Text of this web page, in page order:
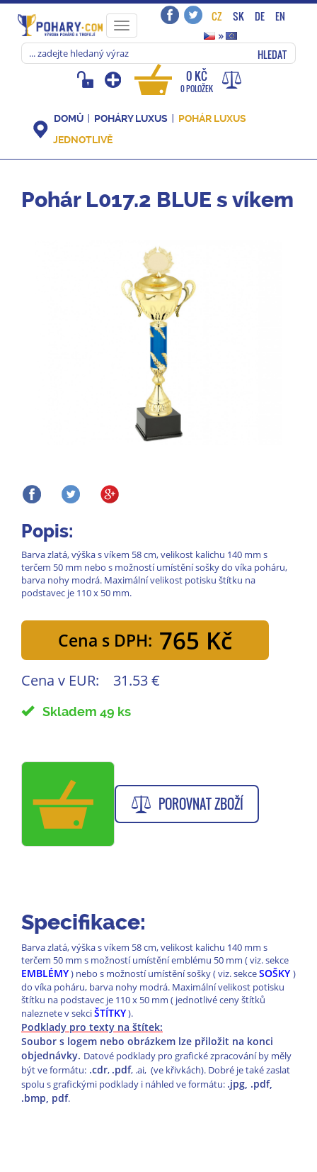
Toggle
navigation
CZ SK DE
EN
»
HLEDAT
0 KČ
0 POLOŽEK
DOMŮ POHÁRY LUXUS
POHÁR LUXUS
JEDNOTLIVĚ
Pohár L017.2 BLUE s víkem
Popis:
Barva zlatá, výška s víkem 58 cm, velikost kalichu 140 mm s
terčem 50 mm nebo s možností umístění sošky do víka poháru,
barva nohy modrá. Maximální velikost potisku štítku na
podstavec je 110 x 50 mm.
Cena s DPH: 765 Kč
Cena v EUR: 31.53 €
Skladem 49 ks
POROVNAT ZBOŽÍ
Specifikace:
Barva zlatá, výška s víkem 58 cm, velikost kalichu 140 mm s
terčem 50 mm s možností umístění emblému 50 mm ( viz. sekce
EMBLÉMY) nebo s možností umístění sošky ( viz. sekceSOŠKY )
do víka poháru, barva nohy modrá. Maximální velikost potisku
štítku na podstavec je 110 x 50 mm ( jednotlivé ceny štítků
naleznete v sekciŠTÍTKY).
Podklady pro texty na štítek:
Soubor s logem nebo obrázkem lze přiložit na konci
objednávky. Datové podklady pro grafické zpracování by měly
být ve formátu: .cdr, .pdf, .ai, (ve křivkách). Dobré je také zaslat
spolu s grafickými podklady i náhled ve formátu: .jpg, .pdf,
.bmp, pdf.